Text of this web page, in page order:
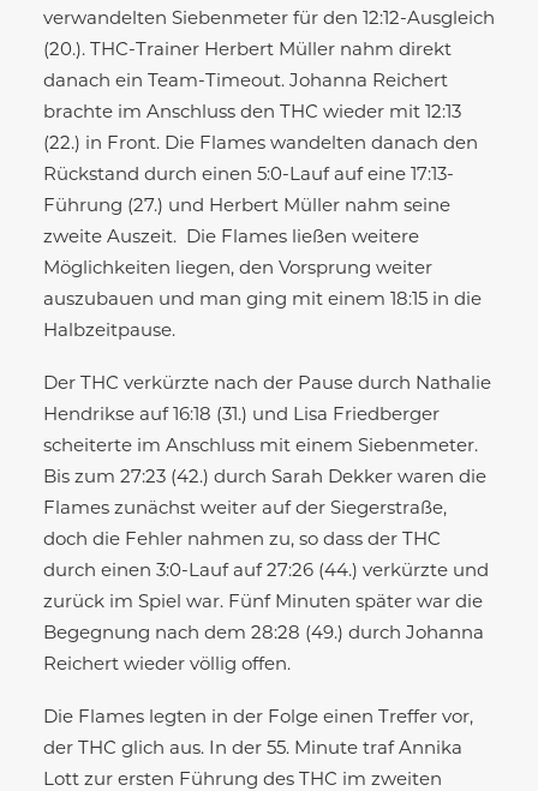
verwandelten Siebenmeter für den 12:12-Ausgleich
(20.). THC-Trainer Herbert Müller nahm direkt
danach ein Team-Timeout. Johanna Reichert
brachte im Anschluss den THC wieder mit 12:13
(22.) in Front. Die Flames wandelten danach den
Rückstand durch einen 5:0-Lauf auf eine 17:13-
Führung (27.) und Herbert Müller nahm seine
zweite Auszeit. Die Flames ließen weitere
Möglichkeiten liegen, den Vorsprung weiter
auszubauen und man ging mit einem 18:15 in die
Halbzeitpause.
Der THC verkürzte nach der Pause durch Nathalie
Hendrikse auf 16:18 (31.) und Lisa Friedberger
scheiterte im Anschluss mit einem Siebenmeter.
Bis zum 27:23 (42.) durch Sarah Dekker waren die
Flames zunächst weiter auf der Siegerstraße,
doch die Fehler nahmen zu, so dass der THC
durch einen 3:0-Lauf auf 27:26 (44.) verkürzte und
zurück im Spiel war. Fünf Minuten später war die
Begegnung nach dem 28:28 (49.) durch Johanna
Reichert wieder völlig offen.
Die Flames legten in der Folge einen Treffer vor,
der THC glich aus. In der 55. Minute traf Annika
Lott zur ersten Führung des THC im zweiten